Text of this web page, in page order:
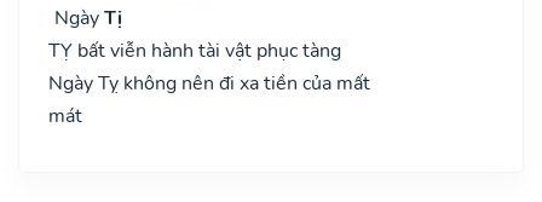
NgàyTị
TỴ bất viễn hành tài vật phục tàng
Ngày Tỵ không nên đi xa tiền của mất
mát